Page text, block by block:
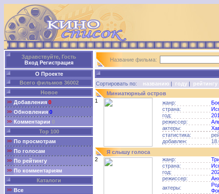
Здравствуйте, Гость
Вход Регистрация
О Проекте
Всего фильмов 36002
Новое
Добавления 0
Обновления 0
Комментарии 0
Top 100
По просмотрам
По голосам
По рейтингу
По комментариям
Каталоги
Все
Название фильма:
Сортировать по: названию | году | рейтингу
Миниатюрный остров
1
жанр:
страна:
год:
режиссер:
актеры:
статистика:
добавлен:
Я слышу голоса
2
жанр:
страна:
год:
режиссер:
актеры: